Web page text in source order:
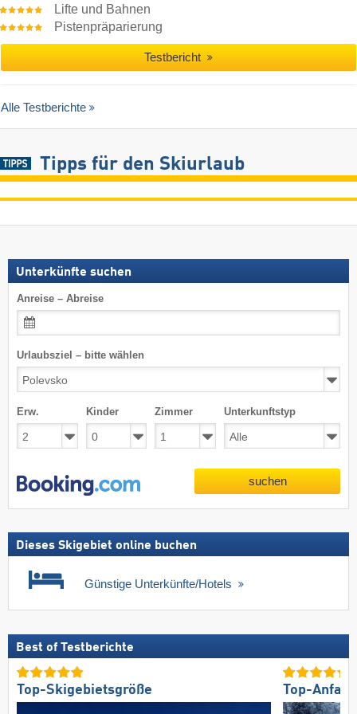
Lifte und Bahnen
Pistenpräparierung
Testbericht
Alle Testberichte
Tipps für den Skiurlaub
Unterkünfte suchen
Anreise – Abreise
Urlaubsziel – bitte wählen
Erw. Kinder Zimmer Unterkunftstyp
suchen
Dieses Skigebiet online buchen
Günstige Unterkünfte/Hotels
Best of Testberichte
Top-Skigebietsgröße Top-